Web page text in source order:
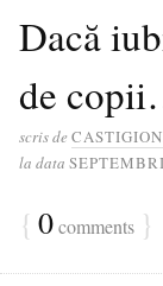
Dacă
de
scris de
la data
{ 0comments }